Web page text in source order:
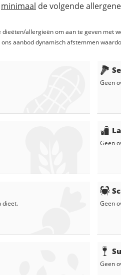
minimaal de volgende
dieëten/allergieën om aan te geven met
aanbod dynamisch afstemmen
dieet.
Geen
Geen
Geen
Geen